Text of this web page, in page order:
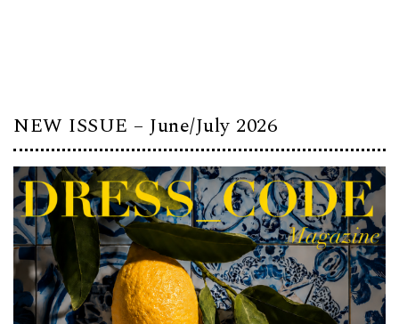
NEW ISSUE – June/July 2026